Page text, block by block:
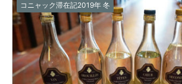
コニャック滞在記2019年 冬